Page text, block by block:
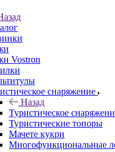
Vostron
снаряжение
Назад
Туристическое
Туристические топоры
Мачете кукри
Многофункциональные